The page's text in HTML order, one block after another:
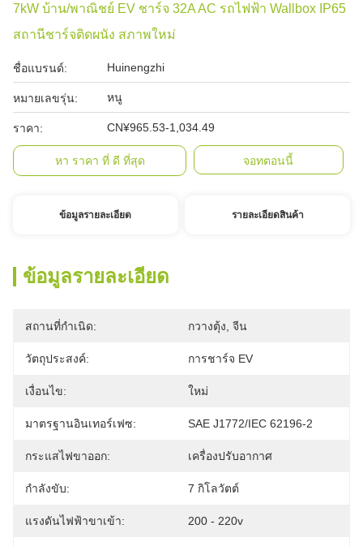
7kW บ้าน/พาณิชย์ EV ชาร์จ 32A AC รถไฟฟ้า Wallbox IP65
สถานีชาร์จติดผนัง สภาพใหม่
ชื่อแบรนด์: Huinengzhi
หมายเลขรุ่น: หนู
ราคา: CN¥965.53-1,034.49
หา ราคา ที่ ดี ที่สุด จอทตอนนี้
ข้อมูลรายละเอียด รายละเอียดสินค้า
ข้อมูลรายละเอียด
สถานที่กำเนิด: กวางตุ้ง, จีน
วัตถุประสงค์: การชาร์จ EV
เงื่อนไข: ใหม่
มาตรฐานอินเทอร์เฟซ: SAE J1772/IEC 62196-2
กระแสไฟขาออก: เครื่องปรับอากาศ
กำลังขับ: 7 กิโลวัตต์
แรงดันไฟฟ้าขาเข้า: 200 - 220v